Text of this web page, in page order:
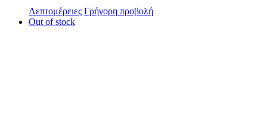
Λεπτομέρειες Γρήγορη προβολή
Out of stock